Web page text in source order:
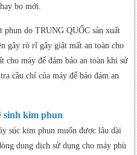
bo mới.
phun do TRUNG QUỐC sản xuất
gây rò rĩ gây giật mất an toàn cho
cho máy để đảm bảo an toàn khi sử
cầu chỉ của máy để bảo đảm an
sinh kim phun
súc kim phun muốn được lâu dài
dung dịch sử dụng cho máy phù